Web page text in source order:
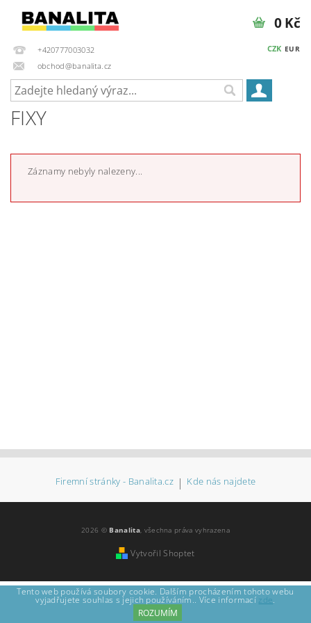
+420777003032
obchod@banalita.cz
CZK EUR
0 Kč
FIXY
Záznamy nebyly nalezeny...
Firemní stránky - Banalita.cz | Kde nás najdete
2026 © Banalita, všechna práva vyhrazena
Vytvořil Shoptet
Tento web používá soubory cookie. Dalším procházením tohoto webu
vyjadřujete souhlas s jejich používáním.. Více informací zde.
ROZUMÍM